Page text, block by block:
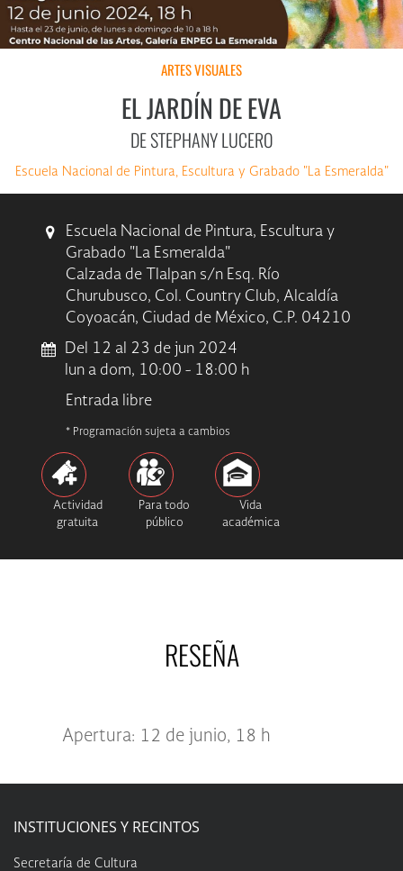
ARTES VISUALES
EL JARDÍN DE EVA
DE STEPHANY LUCERO
Escuela Nacional de Pintura, Escultura y Grabado "La Esmeralda"
Escuela Nacional de Pintura, Escultura y
Grabado "La Esmeralda"
Calzada de Tlalpan s/n Esq. Río
Churubusco, Col. Country Club, Alcaldía
Coyoacán, Ciudad de México, C.P. 04210
Del 12 al 23 de jun 2024
lun a dom, 10:00 - 18:00 h
Entrada libre
* Programación sujeta a cambios
Actividad
gratuita
Para todo
público
Vida
académica
RESEÑA
Apertura: 12 de junio, 18 h
INSTITUCIONES Y RECINTOS
Secretaría de Cultura